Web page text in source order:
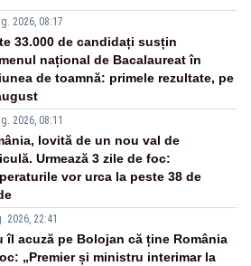
2026, 08:17
33.000 de candidați susțin
național de Bacalaureat în
de toamnă: primele rezultate, pe
2026, 08:11
lovită de un nou val de
Urmează 3 zile de foc:
vor urca la peste 38 de
2026, 22:41
îl acuză pe Bolojan că ține România
„Premier și ministru interimar la